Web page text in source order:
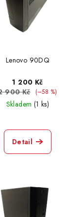
Lenovo 90DQ
1 200 Kč
900 Kč
(–58 %)
Skladem (1 ks)
Detail